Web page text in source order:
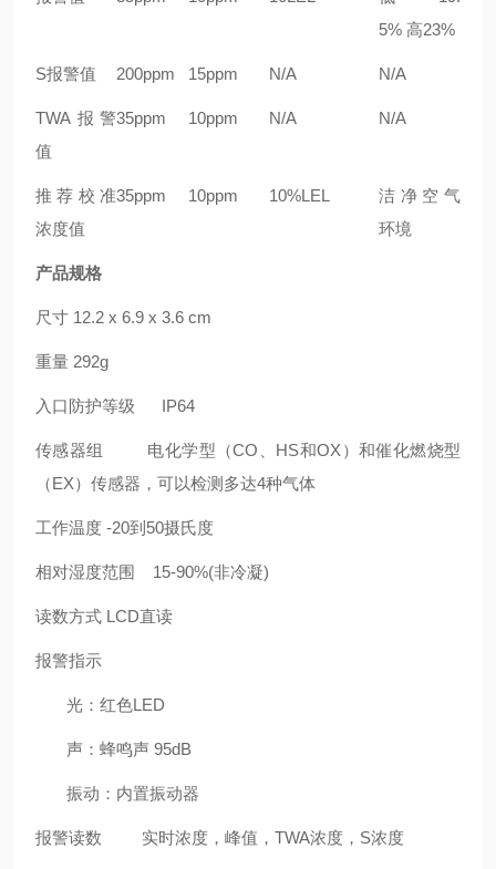
5% 高23%
S报警值 200ppm 15ppm N/A N/A
TWA报警
值
35ppm 10ppm N/A N/A
推荐校准
浓度值
35ppm 10ppm 10%LEL
洁净空气
环境
产品规格
尺寸 12.2 x 6.9 x 3.6 cm
重量 292g
入口防护等级 IP64
传感器组 电化学型（CO HS和OX ）和催化燃烧型
（EX）传感器，可以检测多达4种气体
工作温度 -20到50摄氏度
相对湿度范围 15-90%(非冷凝)
读数方式 LCD直读
报警指示
光：红色LED
声：蜂鸣声 95dB
振动：内置振动器
报警读数 实时浓度，峰值， TWA浓度， S浓度